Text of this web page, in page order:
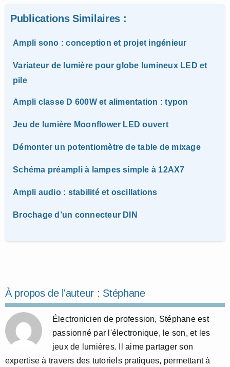
Publications Similaires :
Ampli sono : conception et projet ingénieur
Variateur de lumière pour globe lumineux LED et
pile
Ampli classe D 600W et alimentation : typon
Jeu de lumière Moonflower LED ouvert
Démonter un potentiomètre de table de mixage
Schéma préampli à lampes simple à 12AX7
Ampli audio : stabilité et oscillations
Brochage d’un connecteur DIN
À propos de l'auteur : Stéphane
Électronicien de profession, Stéphane est
passionné par l'électronique, le son, et les
jeux de lumières. Il aime partager son
expertise à travers des tutoriels pratiques, permettant à